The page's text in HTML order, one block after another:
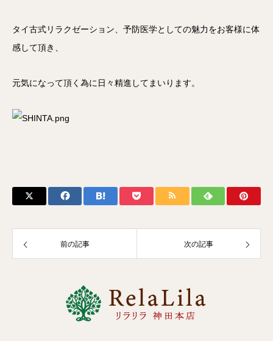
タイ古式リラクゼーション、予防医学としての魅力をお客様に体
感して頂き、
元気になって頂く為に日々精進してまいります。
前の記事 次の記事